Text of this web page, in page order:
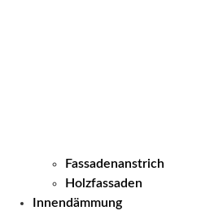
Fassadenanstrich
Holzfassaden
Innendämmung